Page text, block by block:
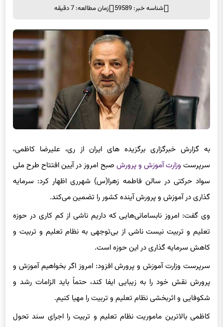
سرپرستوزارت آموزش و پرورشصبح امروز در آیین افتتاح طرح ملی
سواد حرکتی در سالن فاطمه زهرا(س) شهرری اظهار کرد: سرمایه
گذاری در آموزش و پرورش آینده کشور را تضمین می‌کند.
وی گفت: امروز نابسامانی‌هایی که داریم ناشی از کم کاری در حوزه
تعلیم و تربیت نیست ناشی از بی‌توجهی به نظام تعلیم و تربیت و
کاهش سرمایه گذاری در این حوزه است.
سرپرست وزارت آموزش و پرورش افزود: امروز اگر بخواهیم آموزش و
پرورش نقش خود را به زیبایی ایفا کند، حتماً باید الزامات رشد و
شکوفایی و اثربخشی نظام تعلیم و تربیت را مهیا کنیم.
کاظمی بالاترین ماموریت نظام تعلیم و تربیت را اجرای سند تحول
بنیادین دانست و افزود: اجرای این سند میثاق بین وزارت با مردم و